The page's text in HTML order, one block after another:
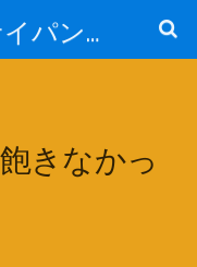
エーストマトのサイパンダイビング日記
きなかっ